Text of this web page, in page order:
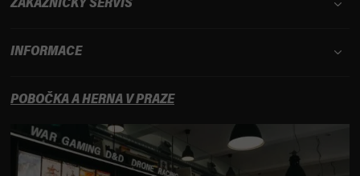
ZÁKAZNICKÝ SERVIS
INFORMACE
POBOČKA A HERNA V PRAZE